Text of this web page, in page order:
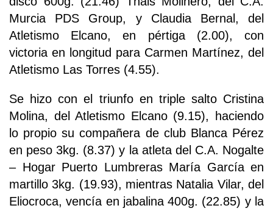
Murcia PDS Group, y Claudia Bernal, del
Atletismo Elcano, en pértiga (2.00), con
victoria en longitud para Carmen Martínez, del
Atletismo Las Torres (4.55).
Se hizo con el triunfo en triple salto Cristina
Molina, del Atletismo Elcano (9.15), haciendo
lo propio su compañera de club Blanca Pérez
en peso 3kg. (8.37) y la atleta del C.A. Nogalte
– Hogar Puerto Lumbreras María García en
martillo 3kg. (19.93), mientras Natalia Vilar, del
Eliocroca, vencía en jabalina 400g. (22.85) y la